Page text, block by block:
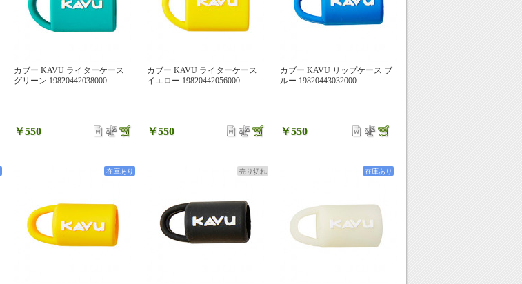
カブー KAVU ライターケース
グリーン 19820442038000
￥550
カブー KAVU ライターケース
イエロー 19820442056000
￥550
カブー KAVU リップケース ブ
ルー 19820443032000
￥550
在庫あり 売り切れ 在庫あり